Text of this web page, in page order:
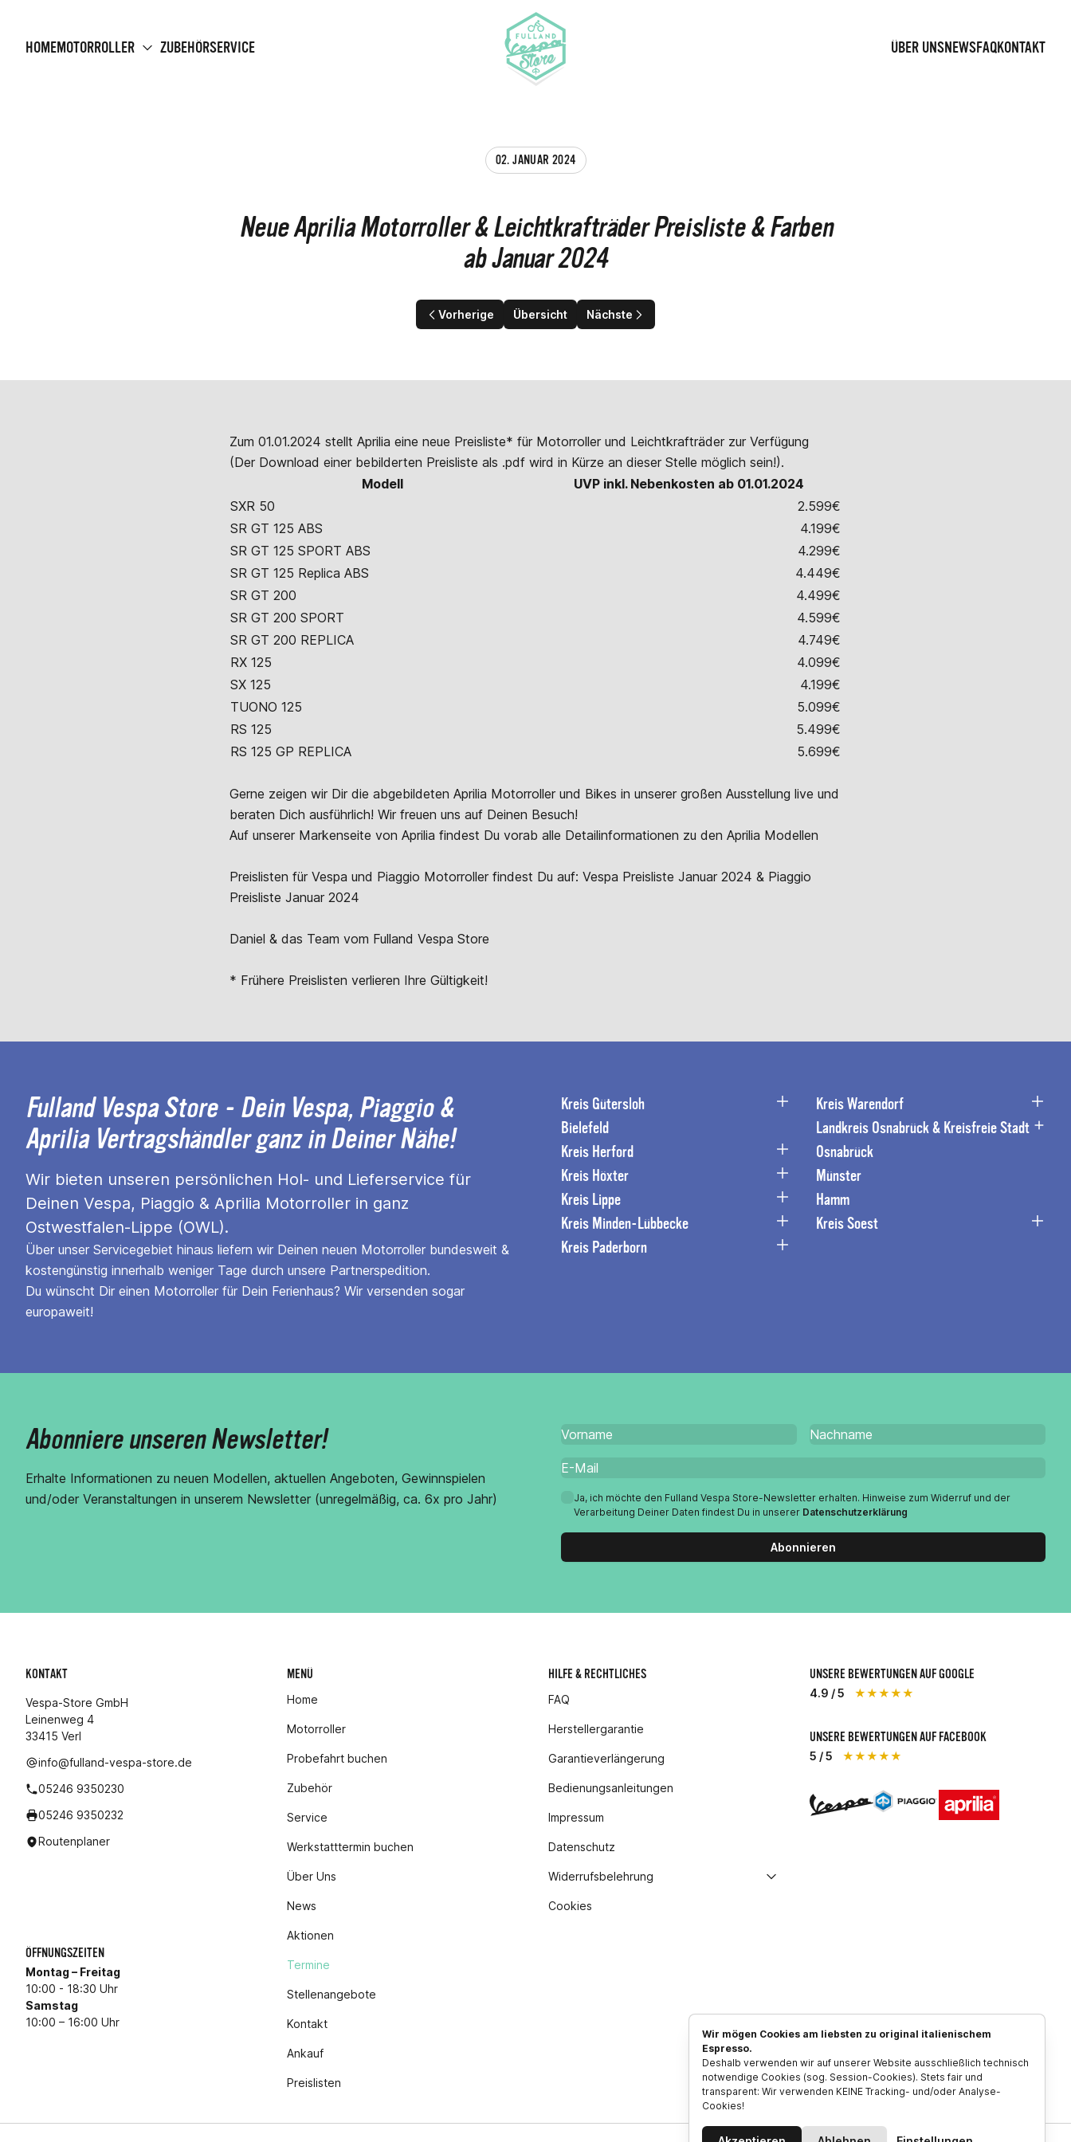
HOMEMOTORROLLER ZUBEHÖRSERVICE
Fulland Vespa-Store
ÜBER UNSNEWSFAQKONTAKT
02. JANUAR 2024
Neue Aprilia Motorroller & Leichtkrafträder Preisliste & Farben
ab Januar 2024
Vorherige Übersicht Nächste
Zum 01.01.2024 stellt Aprilia eine neue Preisliste* für Motorroller und Leichtkrafträder zur Verfügung
(Der Download einer bebilderten Preisliste als .pdf wird in Kürze an dieser Stelle möglich sein!).
Modell
UVP inkl. Nebenkosten ab 01.01.2024
SXR 50
2.599€
SR GT 125 ABS
4.199€
SR GT 125 SPORT ABS
4.299€
SR GT 125 Replica ABS
4.449€
SR GT 200
4.499€
SR GT 200 SPORT
4.599€
SR GT 200 REPLICA
4.749€
RX 125
4.099€
SX 125
4.199€
TUONO 125
5.099€
RS 125
5.499€
RS 125 GP REPLICA
5.699€
Gerne zeigen wir Dir die abgebildeten Aprilia Motorroller und Bikes in unserer großen Ausstellung live und
beraten Dich ausführlich! Wir freuen uns auf Deinen Besuch!
Auf unserer Markenseite von Aprilia findest Du vorab alle Detailinformationen zu den Aprilia Modellen
Preislisten für Vespa und Piaggio Motorroller findest Du auf: Vespa Preisliste Januar 2024 & Piaggio
Preisliste Januar 2024
Daniel & das Team vom Fulland Vespa Store
* Frühere Preislisten verlieren Ihre Gültigkeit!
Fulland Vespa Store - Dein Vespa, Piaggio &
Aprilia Vertragshändler ganz in Deiner Nähe!
Wir bieten unseren persönlichen Hol- und Lieferservice für
Deinen Vespa, Piaggio & Aprilia Motorroller in ganz
Ostwestfalen-Lippe (OWL).
Über unser Servicegebiet hinaus liefern wir Deinen neuen Motorroller bundesweit &
kostengünstig innerhalb weniger Tage durch unsere Partnerspedition.
Du wünscht Dir einen Motorroller für Dein Ferienhaus? Wir versenden sogar
europaweit!
Kreis Gütersloh
Bielefeld
Kreis Herford
Kreis Höxter
Kreis Lippe
Kreis Minden-Lübbecke
Kreis Paderborn
Kreis Warendorf
Landkreis Osnabrück & Kreisfreie Stadt
Osnabrück
Münster
Hamm
Kreis Soest
Abonniere unseren Newsletter!
Erhalte Informationen zu neuen Modellen, aktuellen Angeboten, Gewinnspielen
und/oder Veranstaltungen in unserem Newsletter (unregelmäßig, ca. 6x pro Jahr)
Ja, ich möchte den Fulland Vespa Store-Newsletter erhalten. Hinweise zum Widerruf und der
Verarbeitung Deiner Daten findest Du in unserer Datenschutzerklärung
Abonnieren
KONTAKT
Vespa-Store GmbH
Leinenweg 4
33415 Verl
info@fulland-vespa-store.de
05246 9350230
05246 9350232
Routenplaner
ÖFFNUNGSZEITEN
Montag – Freitag
10:00 - 18:30 Uhr
Samstag
10:00 – 16:00 Uhr
MENÜ
Home
Motorroller
Probefahrt buchen
Zubehör
Service
Werkstatttermin buchen
Über Uns
News
Aktionen
Termine
Stellenangebote
Kontakt
Ankauf
Preislisten
HILFE & RECHTLICHES
FAQ
Herstellergarantie
Garantieverlängerung
Bedienungsanleitungen
Impressum
Datenschutz
Widerrufsbelehrung
Cookies
UNSERE BEWERTUNGEN AUF GOOGLE
4.9 / 5 ★★★★★
UNSERE BEWERTUNGEN AUF FACEBOOK
5 / 5 ★★★★★
Wir mögen Cookies am liebsten zu original italienischem
Espresso.
Deshalb verwenden wir auf unserer Website ausschließlich technisch
notwendige Cookies (sog. Session-Cookies). Stets fair und
transparent: Wir verwenden KEINE Tracking- und/oder Analyse-
Cookies!